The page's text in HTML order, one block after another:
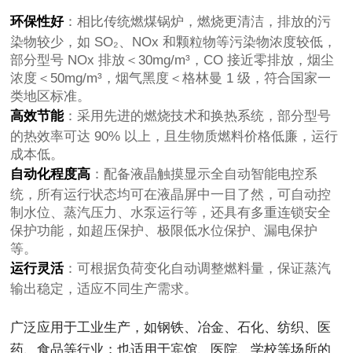
环保性好：相比传统燃煤锅炉，燃烧更清洁，排放的污
染物较少，如 SO₂、NOx 和颗粒物等污染物浓度较低，
部分型号 NOx 排放＜30mg/m³，CO 接近零排放，烟尘
浓度＜50mg/m³，烟气黑度＜格林曼 1 级，符合国家一
类地区标准。
高效节能：采用先进的燃烧技术和换热系统，部分型号
的热效率可达 90% 以上，且生物质燃料价格低廉，运行
成本低。
自动化程度高 ：配备液晶触摸显示全自动智能电控系
统，所有运行状态均可在液晶屏中一目了然，可自动控
制水位、蒸汽压力、水泵运行等，还具有多重连锁安全
保护功能，如超压保护、极限低水位保护、漏电保护
等。
运行灵活：可根据负荷变化自动调整燃料量，保证蒸汽
输出稳定，适应不同生产需求。
广泛应用于工业生产，如钢铁、冶金、石化、纺织、医
药、食品等行业；也适用于宾馆、医院、学校等场所的